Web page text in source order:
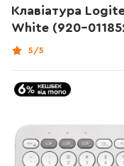
Клавіатура
White (920-
5/5